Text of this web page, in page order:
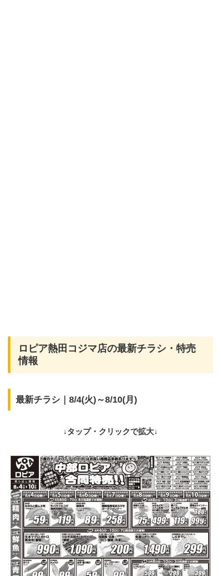
ロピア熱田コジマ店の最新チラシ・特売
情報
最新チラシ｜8/4(火)～8/10(月)
↓タップ・クリックで拡大↓